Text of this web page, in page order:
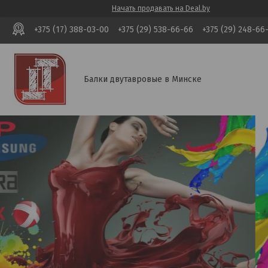
Начать продавать на Deal.by
+375 (17) 388-03-00 +375 (29) 538-66-66 +375 (29) 248-
Балки двутавровые в Минске